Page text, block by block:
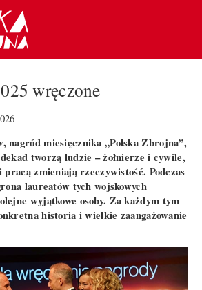
wręczone
nagród miesięcznika „Polska Zbrojna”,
tworzą ludzie – żołnierze i cywile,
pracą zmieniają rzeczywistość. Podczas
laureatów tych wojskowych
wyjątkowe osoby. Za każdym tym
historia i wielkie zaangażowanie